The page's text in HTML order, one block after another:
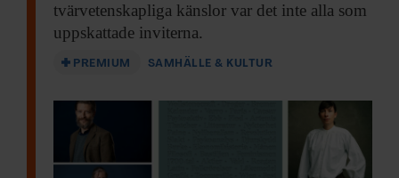
tvärvetenskapliga känslor var det inte alla som
uppskattade inviterna.
PREMIUM SAMHÄLLE & KULTUR